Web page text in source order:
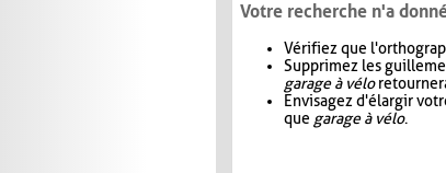
Votre recherche n'a
Vérifiez que
Supprimez les
garage à vélo
Envisagez d'élargir
que garage à vélo.